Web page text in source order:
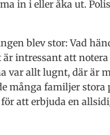
in i eller åka ut.
blev stor: Vad
är intressant att
var allt lugnt, där är
många familjer
att erbjuda en